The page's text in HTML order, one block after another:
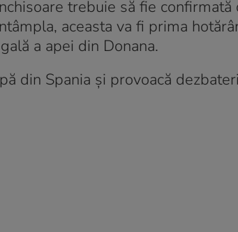
trebuie să fie confirmată
aceasta va fi prima
a apei din Donana.
din Spania și provoacă